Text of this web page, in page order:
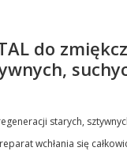
do
starych,
wchłania się